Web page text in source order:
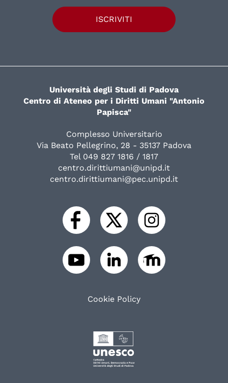
ISCRIVITI
Università degli Studi di Padova
Centro di Ateneo per i Diritti Umani "Antonio
Papisca"
Complesso Universitario
Via Beato Pellegrino, 28 - 35137 Padova
Tel 049 827 1816 / 1817
centro.dirittiumani@unipd.it
centro.dirittiumani@pec.unipd.it
Cookie Policy